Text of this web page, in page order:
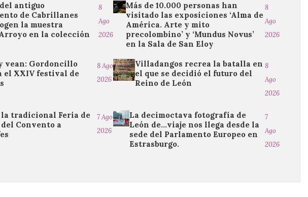
antiguo
de Cabrillanes
la muestra
Arroyo en la colección
8
Ago
2026
Más de 10.000 personas han
visitado las exposiciones ‘Alma de
América. Arte y mito
precolombino’ y ‘Mundus Novus’
en la Sala de San Eloy
8
Ago
2026
vean: Gordoncillo
el XXIV festival de
8 Ago
2026
Villadangos recrea la batalla en
el que se decidió el futuro del
Reino de León
8
Ago
2026
la tradicional Feria de
Convento a
7 Ago
2026
La decimoctava fotografía de
León de…viaje nos llega desde la
sede del Parlamento Europeo en
Estrasburgo.
7
Ago
2026